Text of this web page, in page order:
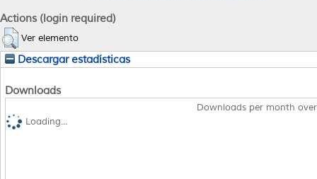
Actions (login required)
Ver elemento
Descargar estadísticas
Downloads
Downloads per month
Loading...